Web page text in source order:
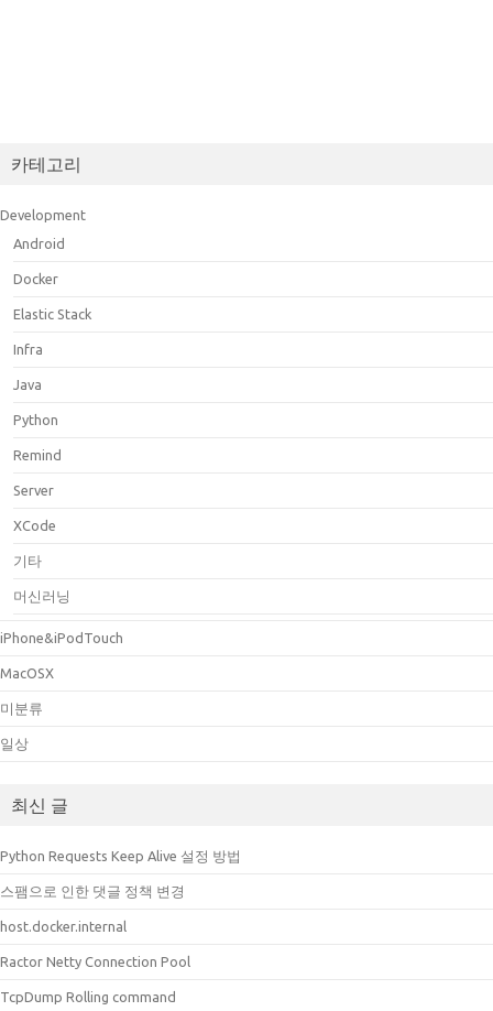
카테고리
Development
Android
Docker
Elastic Stack
Infra
Java
Python
Remind
Server
XCode
기타
머신러닝
iPhone&iPodTouch
MacOSX
미분류
일상
최신 글
Python Requests Keep Alive 설정 방법
스팸으로 인한 댓글 정책 변경
host.docker.internal
Ractor Netty Connection Pool
TcpDump Rolling command